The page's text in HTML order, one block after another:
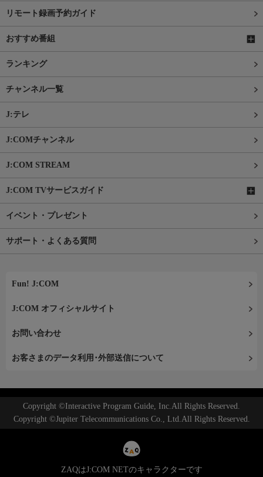
リモート録画予約ガイド
おすすめ番組
ランキング
チャンネル一覧
J:テレ
J:COMチャンネル
J:COM STREAM
J:COM TVサービスガイド
イベント・プレゼント
サポート・よくある質問
Fun! J:COM
J:COM オフィシャルサイト
お問い合わせ
お客さまのデータ利用･外部送信について
Copyright ©Interactive Program Guide, Inc.All Rights Reserved.
Copyright ©Jupiter Telecommunications Co., Ltd.All Rights Reserved.
ZAQはJ:COM NETのキャラクターです